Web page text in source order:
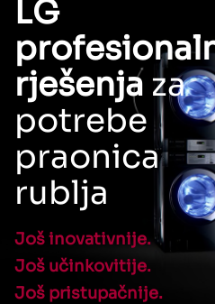
LG
rješenja za
potrebe
praonica
rublja
Još inovativnije.
Još učinkovitije.
Još pristupačnije.